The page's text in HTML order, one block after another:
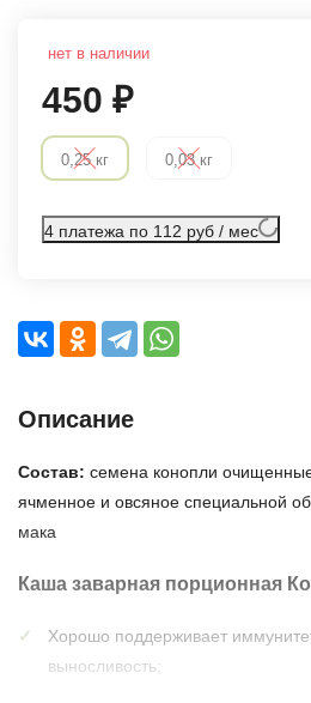
нет в наличии
450 ₽
0,25 кг 0,03 кг
4 платежа по 112 руб / мес
Описание
Состав: семена конопли
ячменное и овсяное специальной
мака
Каша заварная порционная
Хорошо поддерживает
выносливость;